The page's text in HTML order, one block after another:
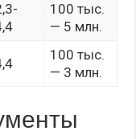
100 тыс.
— 5 млн.
100 тыс.
— 3 млн.